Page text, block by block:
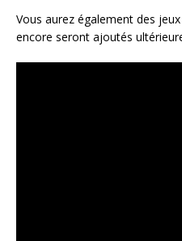
Vous aurez également des
encore seront ajoutés